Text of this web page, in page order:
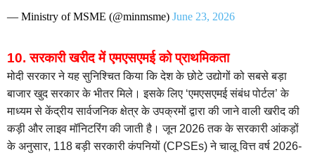
— Ministry of MSME (@minmsme) June 23, 2026
10. सरकारी खरीद में एमएसएमई को प्राथमिकता
मोदी सरकार ने यह सुनिश्चित किया कि देश के छोटे उद्योगों को सबसे बड़ा
बाजार खुद सरकार के भीतर मिले। इसके लिए ‘एमएसएमई संबंध पोर्टल’ के
माध्यम से केंद्रीय सार्वजनिक क्षेत्र के उपक्रमों द्वारा की जाने वाली खरीद की
कड़ी और लाइव मॉनिटरिंग की जाती है। जून 2026 तक के सरकारी आंकड़ों
के अनुसार, 118 बड़ी सरकारी कंपनियों (CPSEs) ने चालू वित्त वर्ष 2026-